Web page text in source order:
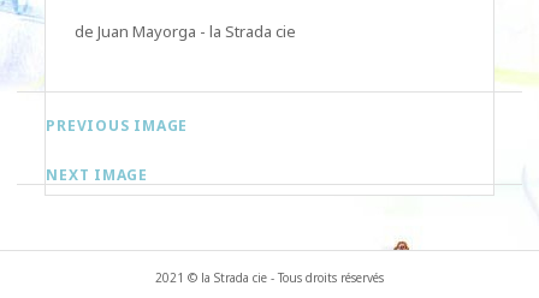
de Juan Mayorga - la Strada cie
PREVIOUS IMAGE
NEXT IMAGE
2021 © la Strada cie - Tous droits réservés